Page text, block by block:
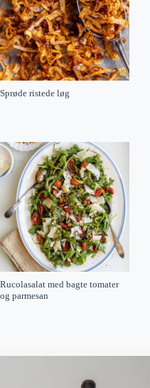
Sprøde ristede løg
Rucolasalat med bagte tomater
og parmesan